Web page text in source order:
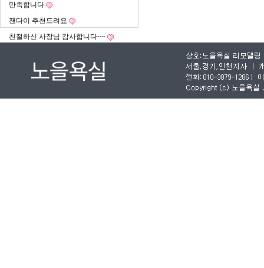
만족합니다
잰다이 추천드려요
친절하신 사장님 감사합니다~~